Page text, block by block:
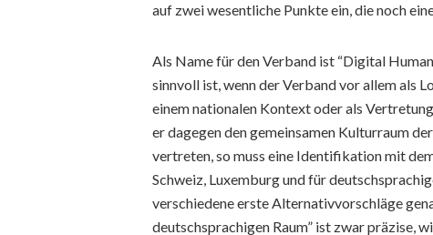
auf zwei wesentliche Punkte ein, die noch
Als Name für den Verband ist “Digital
sinnvoll ist, wenn der Verband vor allem als
einem nationalen Kontext oder als
er dagegen den gemeinsamen Kulturraum
vertreten, so muss eine Identifikation mit
Schweiz, Luxemburg und für
verschiedene erste Alternativvorschläge
deutschsprachigen Raum” ist zwar präzise,